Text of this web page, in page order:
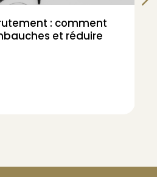
: comment
et réduire